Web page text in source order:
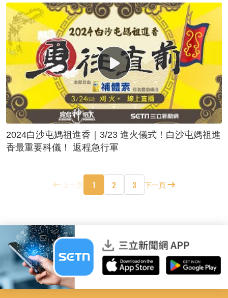
2024白沙屯媽祖進香｜3/23 進火儀式！白沙屯媽祖進
香最重要科儀！ 返程急行軍
上一頁 1 2 3 下一頁